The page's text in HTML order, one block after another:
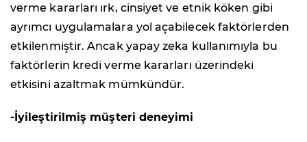
verme kararları ırk, cinsiyet ve etnik köken gibi
ayrımcı uygulamalara yol açabilecek faktörlerden
etkilenmiştir. Ancak yapay zeka kullanımıyla bu
faktörlerin kredi verme kararları üzerindeki
etkisini azaltmak mümkündür.
-İyileştirilmiş müşteri deneyimi